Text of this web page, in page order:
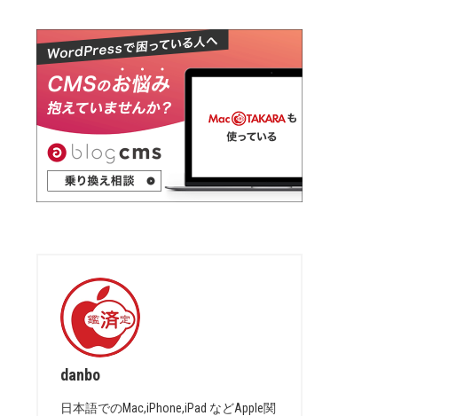
danbo
日本語でのMac,iPhone,iPad などApple関